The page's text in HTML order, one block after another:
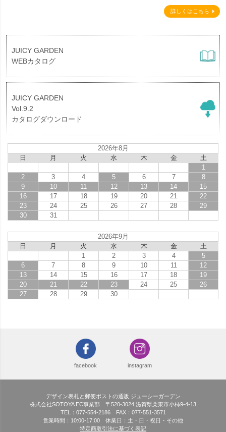
詳しくはこちら
JUICY GARDEN
WEBカタログ
JUICY GARDEN
Vol.9.2
カタログダウンロード
2026年8月
日
月 火 水 木 金
土
1
2
3 4 5 6 7
8
9
10 11 12 13 14
15
16
17 18 19 20 21
22
23
24 25 26 27 28
29
30
31
2026年9月
日
月 火 水 木 金
土
1
2 3 4
5
6
7 8 9 10 11
12
13
14 15 16 17 18
19
20
21 22 23 24 25
26
27
28 29 30
facebook instagram
デザイン表札と郵便ポストの通販 ジューシーガーデン
株式会社SOTOYA EC事業部 〒520-3024 滋賀県栗東市小柿9-4-13
TEL：077-554-2186 FAX：077-551-3571
営業時間：10:00-17:00 休業日：土・日・祝日・その他
特定商取引法に基づく表記